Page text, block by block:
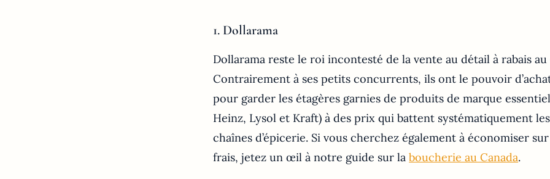
1. Dollarama
Dollarama reste le roi incontesté de la vente au détail à rabais au
Contrairement à ses petits concurrents, ils ont le pouvoir
pour garder les étagères garnies de produits de marque
Heinz, Lysol et Kraft) à des prix qui battent systématiquement
chaînes d’épicerie. Si vous cherchez également à économiser
frais, jetez un œil à notre guide sur laboucherie au Canada.